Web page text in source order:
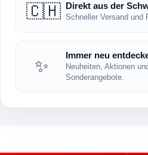
🇨🇭 Direkt aus der
Schneller Versand und
✨
Immer neu
Neuheiten, Aktionen
Sonderangebote.